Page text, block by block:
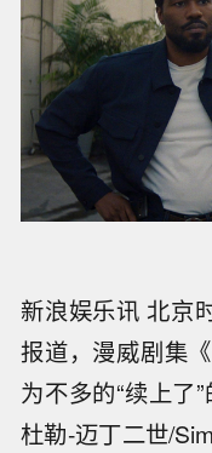
新浪娱乐讯 北京
报道，漫威剧集
为不多的“续上了
杜勒-迈丁二世/